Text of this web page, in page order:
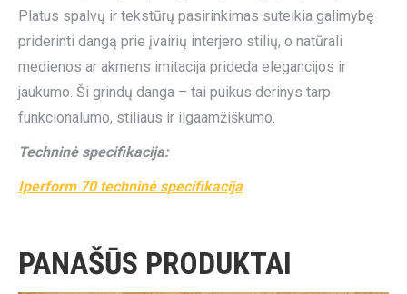
Platus spalvų ir tekstūrų pasirinkimas suteikia galimybę
priderinti dangą prie įvairių interjero stilių, o natūrali
medienos ar akmens imitacija prideda elegancijos ir
jaukumo. Ši grindų danga – tai puikus derinys tarp
funkcionalumo, stiliaus ir ilgaamžiškumo.
Techninė specifikacija:
Iperform 70 techninė specifikacija
PANAŠŪS PRODUKTAI